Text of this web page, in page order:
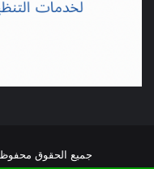
جميع الحقوق